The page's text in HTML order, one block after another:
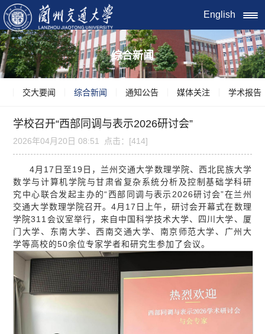
English
综合新闻
交大要闻 综合新闻 通知公告 媒体关注 学术报告
学校召开“西部同调与表示2026研讨会”
2026年04月20日 08:51 点击：[414]
4月17日至19日，兰州交通大学数理学院、西北民族大学
数学与计算机学院与甘肃省复杂系统分析及控制基础学科研
究中心联合发起主办的“西部同调与表示2026研讨会”在兰州
交通大学数理学院召开。4月17日上午，研讨会开幕式在数理
学院311会议室举行，来自中国科学技术大学、四川大学、厦
门大学、东南大学、西南交通大学、南京师范大学、广州大
学等高校的50余位专家学者和研究生参加了会议。